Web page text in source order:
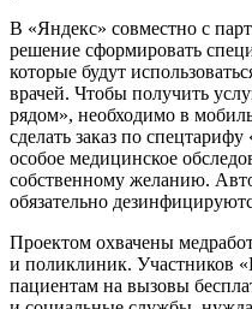
В «Яндекс» совместно с
решение сформировать
которые будут
врачей. Чтобы получить
рядом», необходимо в
сделать заказ по
особое медицинское
собственному желанию.
обязательно
Проектом охвачены
и поликлиник. Участников
пациентам на вызовы